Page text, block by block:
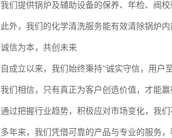
我们提供锅炉及辅助设备的保养、年检、阀
此外，我们的化学清洗服务能有效清除锅炉
诚信为本，共创未来
自成立以来，我们始终秉持“诚实守信，用户
我们相信，只有真正为客户创造价值，才能赢
通过把握行业趋势，积极应对市场变化，我
多年来，我们凭借可靠的产品与专业的服务